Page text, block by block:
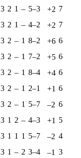
3 2 1 – 5–3 +2 7
3 2 1 – 4–2 +2 7
3 2 – 1 8–2 +6 6
3 2 – 1 7–2 +5 6
3 2 – 1 8–4 +4 6
3 2 – 1 2–1 +1 6
3 2 – 1 5–7 –2 6
3 1 2 – 4–3 +1 5
3 1 1 1 5–7 –2 4
3 1 – 2 3–4 –1 3